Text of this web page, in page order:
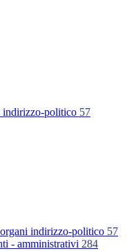
indirizzo-politico 57
indirizzo-politico 57
- amministrativi 284